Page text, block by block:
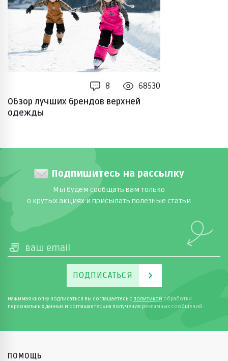
8
68530
Обзор лучших брендов верхней
одежды
Подпишитесь на рассылку
Мы будем сообщать вам только
о крутых акциях и присылать полезные статьи
ПОДПИСАТЬСЯ
Нажимая кнопку Подписаться вы соглашаетесь с политикой обработки
персональных данных и соглашаетесь на получение рекламных сообщений.
ПОМОЩЬ